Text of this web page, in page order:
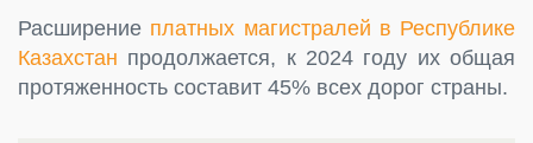
Расширение платных магистралей в Республике
Казахстан продолжается, к 2024 году их общая
протяженность составит 45% всех дорог страны.